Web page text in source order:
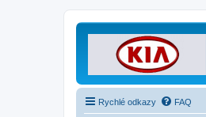
Rychlé odkazy FAQ